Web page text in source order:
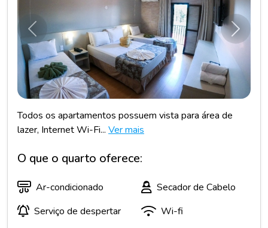
Anterior
Todos os apartamentos possuem vista para área de
lazer, Internet Wi-Fi... Ver mais
O que o quarto oferece:
Ar-condicionado
Secador de Cabelo
Serviço de despertar
Wi-fi